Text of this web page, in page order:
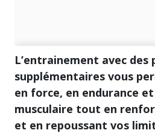
L’entrainement avec des
supplémentaires vous
en force, en endurance
musculaire tout en
et en repoussant vos